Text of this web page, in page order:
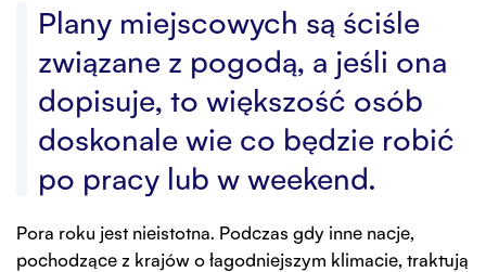
Plany miejscowych są ściśle
związane z pogodą, a jeśli ona
dopisuje, to większość osób
doskonale wie co będzie robić
po pracy lub w weekend.
Pora roku jest nieistotna. Podczas gdy inne nacje,
pochodzące z krajów o łagodniejszym klimacie, traktują